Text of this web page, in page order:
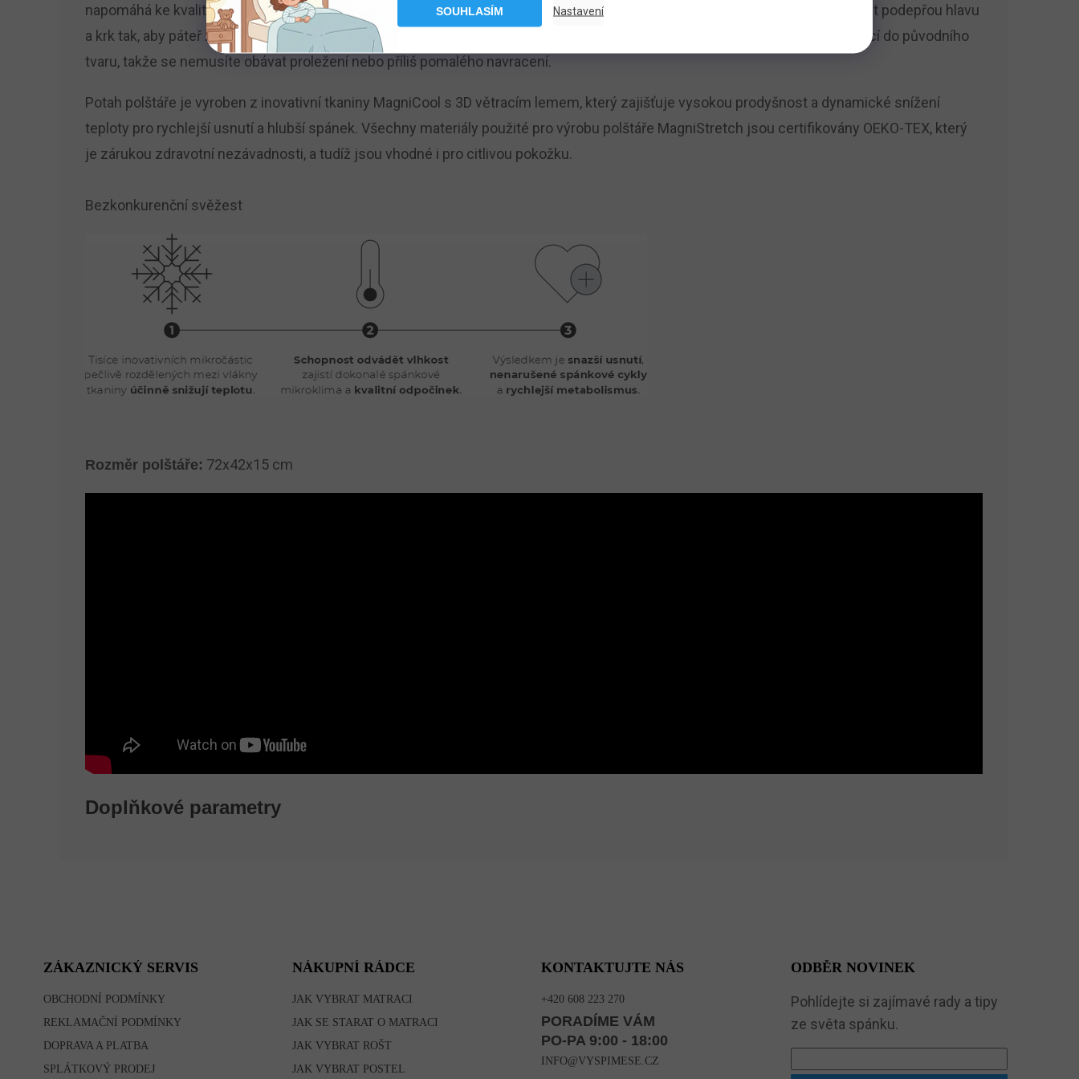
SOUHLASÍM Nastavení
napomáhá ke kvalitnějšímu a ničím nerušenému spánku. Patentovaná paměťová pěna Memoform a ortopedická pěna Eliosoft podepřou hlavu
a krk tak, aby páteř zůstala v rovině a mohla maximálně využít čas spánku pro komplexní regeneraci. Pěna se okamžitě navrací do původního
tvaru, takže se nemusíte obávat proležení nebo příliš pomalého navracení.
Potah polštáře je vyroben z inovativní tkaniny MagniCool s 3D větracím lemem, který zajišťuje vysokou prodyšnost a dynamické snížení
teploty pro rychlejší usnutí a hlubší spánek. Všechny materiály použité pro výrobu polštáře MagniStretch jsou certifikovány OEKO-TEX, který
je zárukou zdravotní nezávadnosti, a tudíž jsou vhodné i pro citlivou pokožku.
Bezkonkurenční svěžest
Rozměr polštáře: 72x42x15 cm
Doplňkové parametry
ZÁKAZNICKÝ SERVIS
OBCHODNÍ PODMÍNKY
REKLAMAČNÍ PODMÍNKY
DOPRAVA A PLATBA
SPLÁTKOVÝ PRODEJ
NÁKUPNÍ RÁDCE
JAK VYBRAT MATRACI
JAK SE STARAT O MATRACI
JAK VYBRAT ROŠT
JAK VYBRAT POSTEL
KONTAKTUJTE NÁS
+420 608 223 270
PORADÍME VÁM
PO-PA 9:00 - 18:00
INFO@VYSPIMESE.CZ
ODBĚR NOVINEK
Pohlídejte si zajímavé rady a tipy
ze světa spánku.